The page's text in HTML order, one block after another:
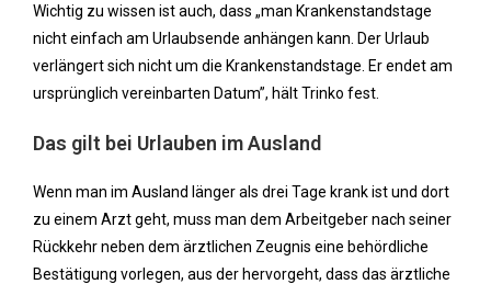
Wichtig zu wissen ist auch, dass „man Krankenstandstage
nicht einfach am Urlaubsende anhängen kann. Der Urlaub
verlängert sich nicht um die Krankenstandstage. Er endet am
ursprünglich vereinbarten Datum”, hält Trinko fest.
Das gilt bei Urlauben im Ausland
Wenn man im Ausland länger als drei Tage krank ist und dort
zu einem Arzt geht, muss man dem Arbeitgeber nach seiner
Rückkehr neben dem ärztlichen Zeugnis eine behördliche
Bestätigung vorlegen, aus der hervorgeht, dass das ärztliche